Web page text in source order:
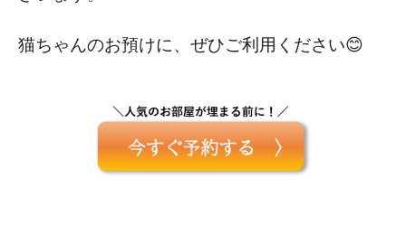
猫ちゃんのお預けに、ぜひご利用ください😊